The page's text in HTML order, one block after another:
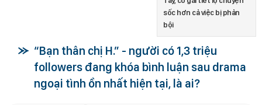
sốc hơn cả việc bị phản
bội
“Bạn thân chị H.” - người có 1,3 triệu
followers đang khóa bình luận sau drama
ngoại tình ồn nhất hiện tại, là ai?